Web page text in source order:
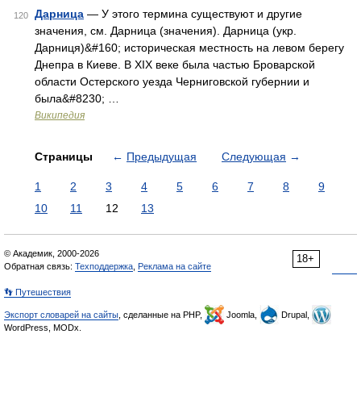
120 Дарница — У этого термина существуют и другие
значения, см. Дарница (значения). Дарница (укр.
Дарниця)&#160; историческая местность на левом берегу
Днепра в Киеве. В XIX веке была частью Броварской
области Остерского уезда Черниговской губернии и
была&#8230; …
Википедия
Страницы ← Предыдущая Следующая →
1 2 3 4 5 6 7 8
9
10
11 12 13
18+
© Академик, 2000-2026
Обратная связь: Техподдержка Реклама на сайте
👣 Путешествия
Экспорт словарей на сайты , сделанные на PHP, Joomla,
Drupal,
WordPress, MODx.